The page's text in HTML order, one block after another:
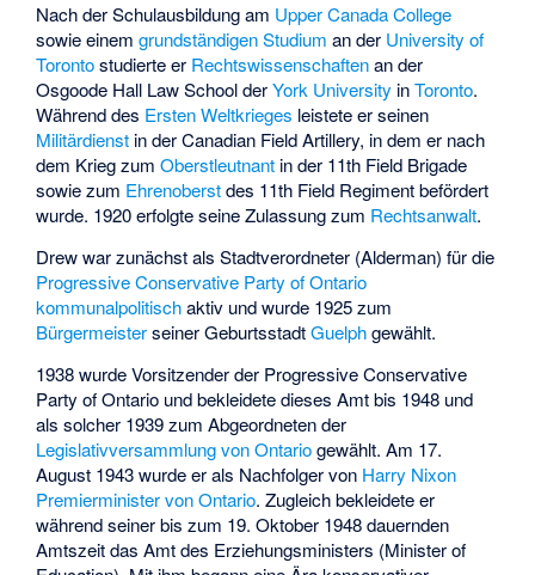
Nach der Schulausbildung am Upper Canada College
sowie einemgrundständigen Studium an der University of
Torontostudierte er Rechtswissenschaftenan der
Osgoode Hall Law School derYork University inToronto.
Während des Ersten Weltkrieges leistete er seinen
Militärdienst in der Canadian Field Artillery, in dem er nach
dem Krieg zumOberstleutnant in der 11th Field Brigade
sowie zum Ehrenoberstdes 11th Field Regiment befördert
wurde. 1920 erfolgte seine Zulassung zum Rechtsanwalt.
Drew war zunächst als Stadtverordneter (Alderman) für die
Progressive Conservative Party of Ontario
kommunalpolitischaktiv und wurde 1925 zum
Bürgermeisterseiner GeburtsstadtGuelphgewählt.
1938 wurde Vorsitzender der Progressive Conservative
Party of Ontario und bekleidete dieses Amt bis 1948 und
als solcher 1939 zum Abgeordneten der
Legislativversammlung von Ontariogewählt. Am 17.
August 1943 wurde er als Nachfolger von Harry Nixon
Premierminister von Ontario. Zugleich bekleidete er
während seiner bis zum 19. Oktober 1948 dauernden
Amtszeit das Amt des Erziehungsministers (Minister of